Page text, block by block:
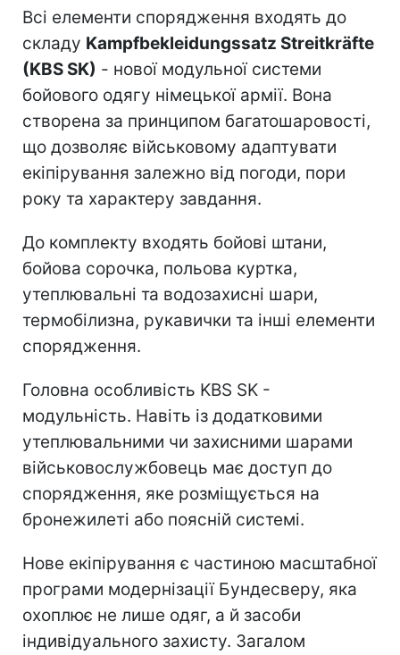
Всі елементи спорядження входять до
складу Kampfbekleidungssatz Streitkräfte
(KBS SK) - нової модульної системи
бойового одягу німецької армії. Вона
створена за принципом багатошаровості,
що дозволяє військовому адаптувати
екіпірування залежно від погоди, пори
року та характеру завдання.
До комплекту входять бойові штани,
бойова сорочка, польова куртка,
утеплювальні та водозахисні шари,
термобілизна, рукавички та інші елементи
спорядження.
Головна особливість KBS SK -
модульність. Навіть із додатковими
утеплювальними чи захисними шарами
військовослужбовець має доступ до
спорядження, яке розміщується на
бронежилеті або поясній системі.
Нове екіпірування є частиною масштабної
програми модернізації Бундесверу, яка
охоплює не лише одяг, а й засоби
індивідуального захисту. Загалом